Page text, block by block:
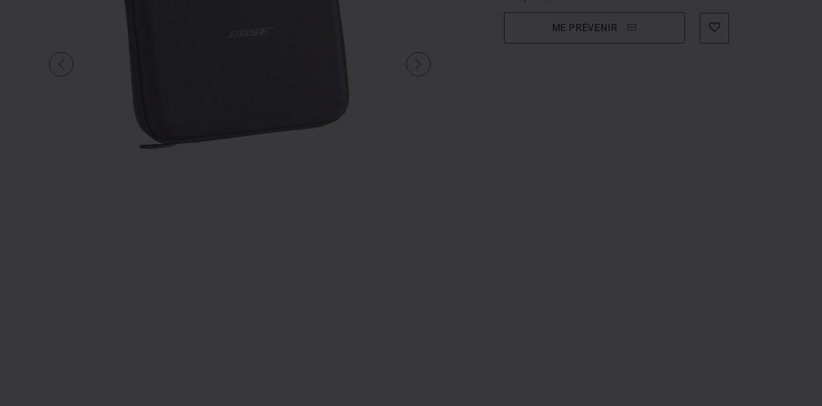
ME PRÉVENIR